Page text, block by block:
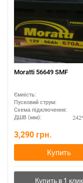
Moratti 56649 SMF
Ємність:
Пусковий струм:
Схема підключення:
ДШВ (мм):
3,290 грн.
Купить